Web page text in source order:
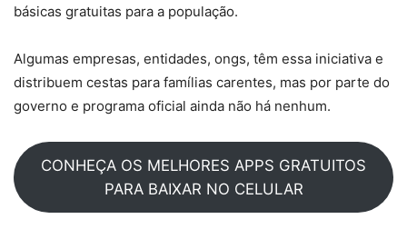
básicas gratuitas para a população.
Algumas empresas, entidades, ongs, têm essa iniciativa e
distribuem cestas para famílias carentes, mas por parte do
governo e programa oficial ainda não há nenhum.
CONHEÇA OS MELHORES APPS GRATUITOS
PARA BAIXAR NO CELULAR